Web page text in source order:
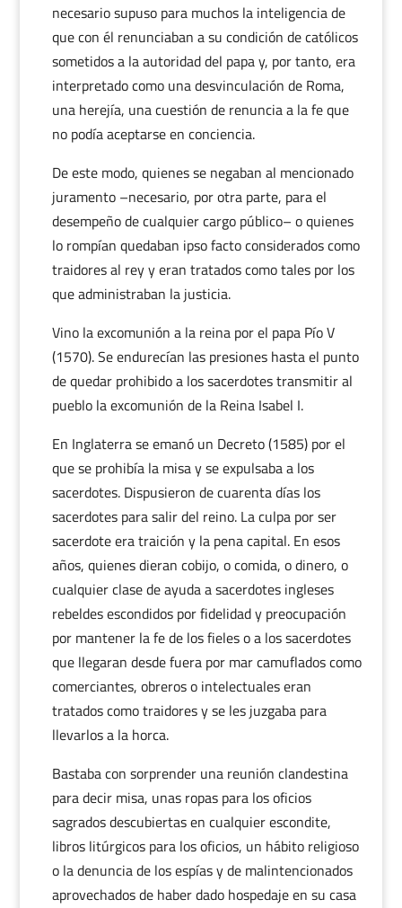
necesario supuso para muchos la inteligencia de
que con él renunciaban a su condición de católicos
sometidos a la autoridad del papa y, por tanto, era
interpretado como una desvinculación de Roma,
una herejía, una cuestión de renuncia a la fe que
no podía aceptarse en conciencia.
De este modo, quienes se negaban al mencionado
juramento –necesario, por otra parte, para el
desempeño de cualquier cargo público– o quienes
lo rompían quedaban ipso facto considerados como
traidores al rey y eran tratados como tales por los
que administraban la justicia.
Vino la excomunión a la reina por el papa Pío V
(1570). Se endurecían las presiones hasta el punto
de quedar prohibido a los sacerdotes transmitir al
pueblo la excomunión de la Reina Isabel I.
En Inglaterra se emanó un Decreto (1585) por el
que se prohibía la misa y se expulsaba a los
sacerdotes. Dispusieron de cuarenta días los
sacerdotes para salir del reino. La culpa por ser
sacerdote era traición y la pena capital. En esos
años, quienes dieran cobijo, o comida, o dinero, o
cualquier clase de ayuda a sacerdotes ingleses
rebeldes escondidos por fidelidad y preocupación
por mantener la fe de los fieles o a los sacerdotes
que llegaran desde fuera por mar camuflados como
comerciantes, obreros o intelectuales eran
tratados como traidores y se les juzgaba para
llevarlos a la horca.
Bastaba con sorprender una reunión clandestina
para decir misa, unas ropas para los oficios
sagrados descubiertas en cualquier escondite,
libros litúrgicos para los oficios, un hábito religioso
o la denuncia de los espías y de malintencionados
aprovechados de haber dado hospedaje en su casa